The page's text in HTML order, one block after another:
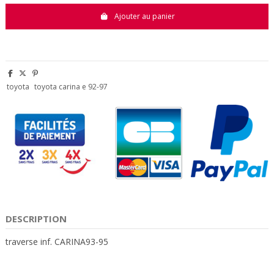
Ajouter au panier
toyota toyota carina e 92-97
DESCRIPTION
traverse inf. CARINA93-95